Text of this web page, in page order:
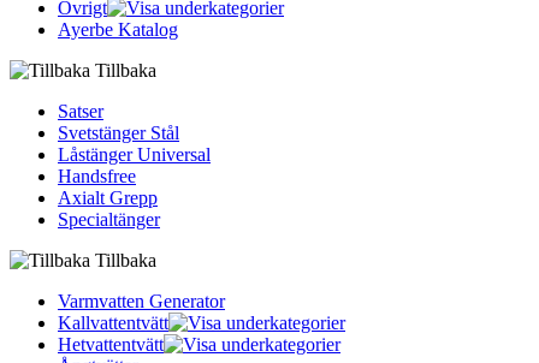
Övrigt
Ayerbe Katalog
Tillbaka
Satser
Svetstänger Stål
Låstänger Universal
Handsfree
Axialt Grepp
Specialtänger
Tillbaka
Varmvatten Generator
Kallvattentvätt
Hetvattentvätt